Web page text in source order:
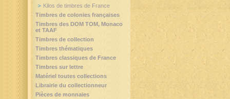
Kilos de timbres de France
Timbres de colonies françaises
Timbres des DOM TOM, Monaco
et TAAF
Timbres de collection
Timbres thématiques
Timbres classiques de France
Timbres sur lettre
Matériel toutes collections
Librairie du collectionneur
Pièces de monnaies